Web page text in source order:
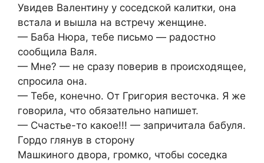
Увидев Валентину у соседской калитки, она
встала и вышла на встречу женщине.
— Баба Нюра, тебе письмо — радостно
сообщила Валя.
— Мне? — не сразу поверив в происходящее,
спросила она.
— Тебе, конечно. От Григория весточка. Я же
говорила, что обязательно напишет.
— Счастье-то какое!!! — запричитала бабуля.
Гордо глянув в сторону
Машкиного двора, громко, чтобы соседка